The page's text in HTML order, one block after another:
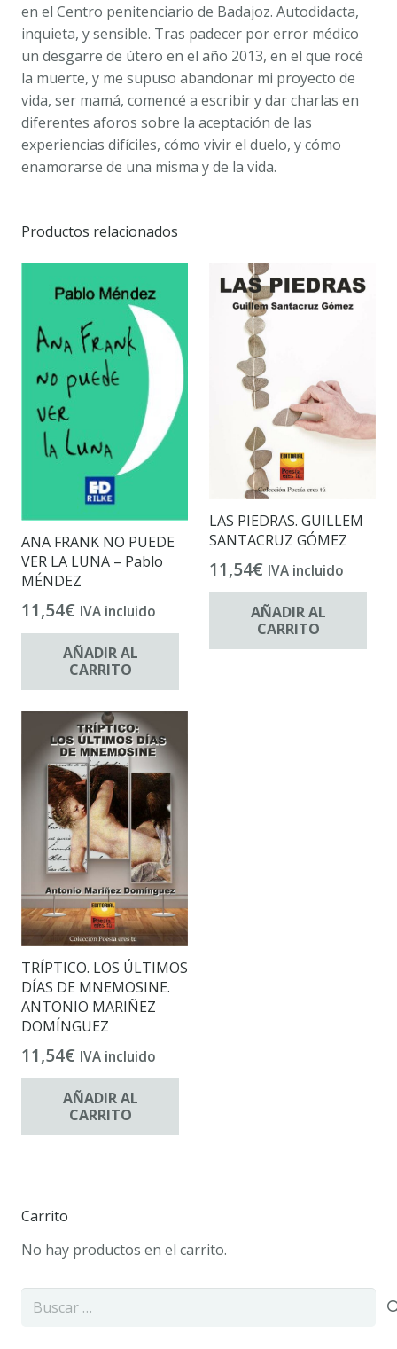
en el Centro penitenciario de Badajoz. Autodidacta,
inquieta, y sensible. Tras padecer por error médico
un desgarre de útero en el año 2013, en el que rocé
la muerte, y me supuso abandonar mi proyecto de
vida, ser mamá, comencé a escribir y dar charlas en
diferentes aforos sobre la aceptación de las
experiencias difíciles, cómo vivir el duelo, y cómo
enamorarse de una misma y de la vida.
Productos relacionados
ANA FRANK NO PUEDE
VER LA LUNA – Pablo
MÉNDEZ
11,54€ IVA incluido
AÑADIR AL
CARRITO
LAS PIEDRAS. GUILLEM
SANTACRUZ GÓMEZ
11,54€ IVA incluido
AÑADIR AL
CARRITO
TRÍPTICO. LOS ÚLTIMOS
DÍAS DE MNEMOSINE.
ANTONIO MARIÑEZ
DOMÍNGUEZ
11,54€ IVA incluido
AÑADIR AL
CARRITO
Carrito
No hay productos en el carrito.
Buscar: